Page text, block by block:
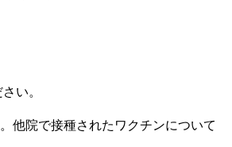
い。
他院で接種されたワクチンについて